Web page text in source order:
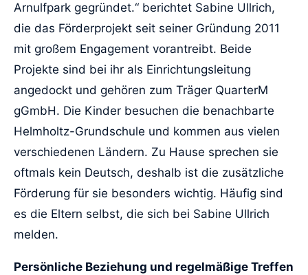
Arnulfpark gegründet.“ berichtet Sabine Ullrich,
die das Förderprojekt seit seiner Gründung 2011
mit großem Engagement vorantreibt. Beide
Projekte sind bei ihr als Einrichtungsleitung
angedockt und gehören zum Träger QuarterM
gGmbH. Die Kinder besuchen die benachbarte
Helmholtz-Grundschule und kommen aus vielen
verschiedenen Ländern. Zu Hause sprechen sie
oftmals kein Deutsch, deshalb ist die zusätzliche
Förderung für sie besonders wichtig. Häufig sind
es die Eltern selbst, die sich bei Sabine Ullrich
melden.
Persönliche Beziehung und regelmäßige Treffen